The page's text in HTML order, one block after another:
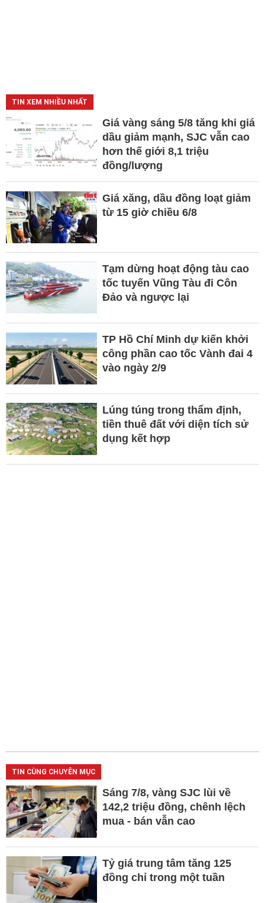
TIN XEM NHIỀU NHẤT
Giá vàng sáng 5/8 tăng khi giá
dầu giảm mạnh, SJC vẫn cao
hơn thế giới 8,1 triệu
đồng/lượng
Giá xăng, dầu đồng loạt giảm
từ 15 giờ chiều 6/8
Tạm dừng hoạt động tàu cao
tốc tuyến Vũng Tàu đi Côn
Đảo và ngược lại
TP Hồ Chí Minh dự kiến khởi
công phần cao tốc Vành đai 4
vào ngày 2/9
Lúng túng trong thẩm định,
tiền thuê đất với diện tích sử
dụng kết hợp
TIN CÙNG CHUYÊN MỤC
Sáng 7/8, vàng SJC lùi về
142,2 triệu đồng, chênh lệch
mua - bán vẫn cao
Tỷ giá trung tâm tăng 125
đồng chỉ trong một tuần